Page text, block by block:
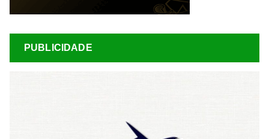
PUBLICIDADE